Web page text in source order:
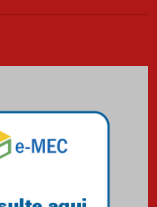
funcionários
07.11.2024
Equipe de saltos ornamentais
Mackenzie Brasília